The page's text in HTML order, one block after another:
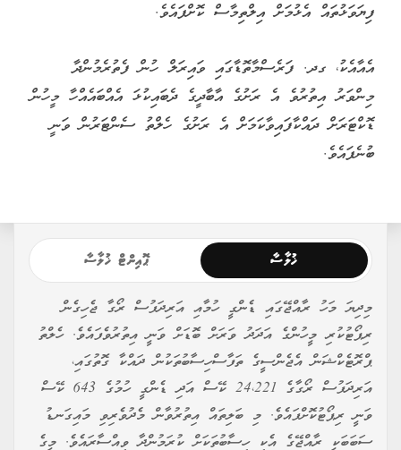
ފިޔަވަޅުތައް އެޅުމަށް އިލްތިމާސް ކޮށްފައެވެ.
އެއާއެކު، ގދ. ފަރެސްމާތޮޑާގައި ވައިރަލް ހުން ފެތުރެމުންދާ
މިންވަރު އިތުރުވެ އެ ރަށުގެ އާބާދީގެ ދެބައިކުޅަ އެއްބައެއްހާ މީހުން
ޑޮކްޓަރަށް ދައްކާފައިވާކަމަށް އެ ރަށުގެ ހެލްތު ސެންޓަރުން ވަނީ
ބުނެފައެވެ.
ޚުލާސާ ޕޮއިންޓް ޚުލާސާ
މިދިޔަ މަހު ރާއްޖޭގައި ޑެންގީ ހުމާއި އަރިދަފުސް ރޯގާ ޖެހިގެން
ރިޕޯޓުކުރި މީހުންގެ އަދަދު ވަރަށް ބޮޑަށް ވަނީ އިތުރުވެފައެވެ. ހެލްތު
ޕްރޮޓެކްޝަން އެޖެންސީގެ ތަފާސްހިސާބުތަކުން ދައްކާ ގޮތުގައި،
އަރިދަފުސް ރޯގާގެ 24،221 ކޭސް އަދި ޑެންގީ ހުމުގެ 643 ކޭސް
ވަނީ ރިޕޯޓުކޮށްފައެވެ. މި ބަލިތައް އިތުރުވާން މެދުވެރިވި މައިގަނޑު
ސަބަބަކީ ރާއްޖޭގެ އެކި ހިސާބުތަކަށް ކުރަމުންދާ ވިއްސާރައެވެ. މީގެ